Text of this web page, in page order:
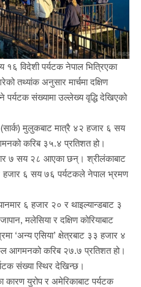
विदेशी पर्यटक नेपाल भित्रिएका
तथ्यांक अनुसार मार्चमा दक्षिण
संख्यामा उल्लेख्य वृद्धि देखिएको
(सार्क) मुलुकबाट मात्रै ४२ हजार ६ सय
करिब ३५.४ प्रतिशत हो।
७ सय २८ आएका छन्। श्रीलंकाबाट
६ सय ७६ पर्यटकले नेपाल भ्रमण
६ हजार २० र थाइल्यान्डबाट ३
मलेसिया र दक्षिण कोरियाबाट
एसिया’ क्षेत्रबाट ३३ हजार ४
आगमनको करिब २७.७ प्रतिशत हो।
संख्या स्थिर देखिन्छ।
कारण युरोप र अमेरिकाबाट पर्यटक